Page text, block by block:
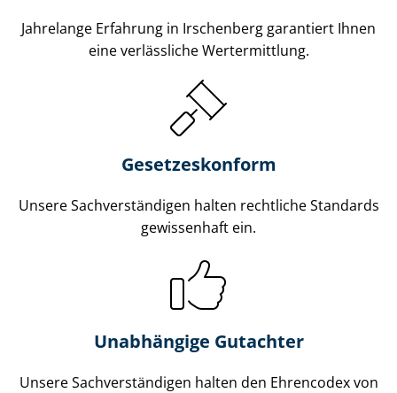
Jahrelange Erfahrung in Irschenberg garantiert Ihnen
eine verlässliche Wertermittlung.
Gesetzes­konform
Unsere Sach­ver­stän­di­gen halten rechtliche Standards
gewissenhaft ein.
Unabhängige Gutachter
Unsere Sach­ver­stän­di­gen halten den Ehrencodex von